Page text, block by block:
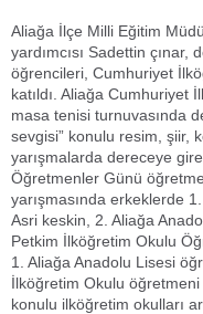
Aliağa İlçe Milli Eğitim
yardımcısı Sadettin
öğrencileri, Cumhuriyet
katıldı. Aliağa Cumhuriyet
masa tenisi turnuvasında
sevgisi” konulu resim, şiir,
yarışmalarda dereceye
Öğretmenler Günü
yarışmasında erkeklerde
Asri keskin, 2. Aliağa
Petkim İlköğretim Okulu
1. Aliağa Anadolu Lisesi
İlköğretim Okulu öğretmeni
konulu ilköğretim okulları